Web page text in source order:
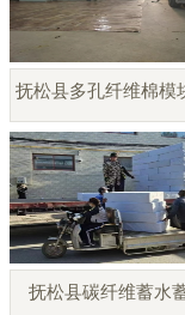
抚松县碳纤维蓄水